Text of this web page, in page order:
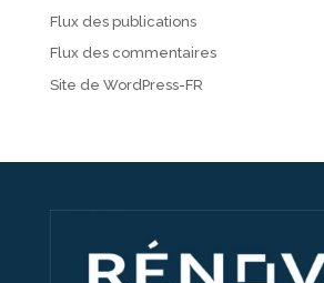
Flux des publications
Flux des commentaires
Site de WordPress-FR